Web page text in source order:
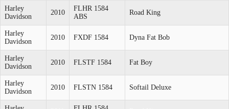
Harley
Davidson
2010
FLHR 1584
ABS
Road King
Harley
Davidson
2010 FXDF 1584 Dyna Fat Bob
Harley
Davidson
2010 FLSTF 1584 Fat Boy
Harley
Davidson
2010 FLSTN 1584 Softail Deluxe